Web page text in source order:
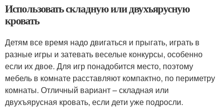
Использовать складную или двухъярусную
кровать
Детям все время надо двигаться и прыгать, играть в
разные игры и затевать веселые конкурсы, особенно
если их двое. Для игр понадобится место, поэтому
мебель в комнате расставляют компактно, по периметру
комнаты. Отличный вариант – складная или
двухъярусная кровать, если дети уже подросли.